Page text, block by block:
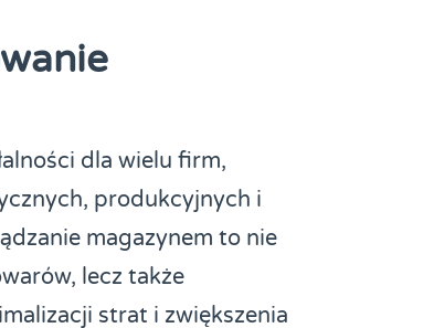
dla wielu firm,
produkcyjnych i
magazynem to nie
lecz także
strat i zwiększenia